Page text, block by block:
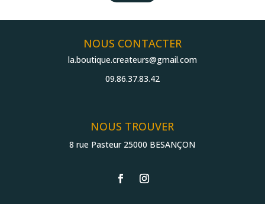
NOUS CONTACTER
la.boutique.createurs@gmail.com
09.86.37.83.42
NOUS TROUVER
8 rue Pasteur 25000 BESANÇON